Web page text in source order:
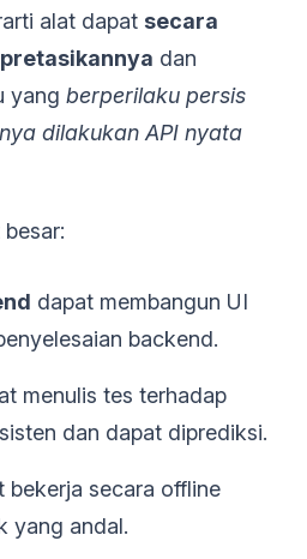
alat dapat secara
dan
yang berperilaku persis
dilakukan API nyata
dapat membangun UI
backend.
menulis tes terhadap
dan dapat diprediksi.
bekerja secara offline
yang andal.